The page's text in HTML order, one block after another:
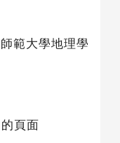
範大學地理學
的頁面